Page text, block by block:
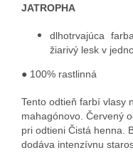
JATROPHA
dlhotrvajúca
žiarivý lesk v
● 100% rastlinná
Tento odtieň farbí vlasy
mahagónovo. Červený
pri odtieni Čistá henna.
dodáva intenzívnu